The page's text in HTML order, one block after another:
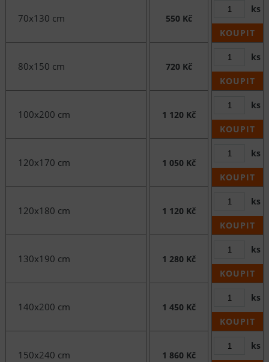
70x130 cm 550 Kč
ks
KOUPIT
80x150 cm 720 Kč
ks
KOUPIT
100x200 cm 1 120 Kč
ks
KOUPIT
120x170 cm 1 050 Kč
ks
KOUPIT
120x180 cm 1 120 Kč
ks
KOUPIT
130x190 cm 1 280 Kč
ks
KOUPIT
140x200 cm 1 450 Kč
ks
KOUPIT
150x240 cm 1 860 Kč
ks